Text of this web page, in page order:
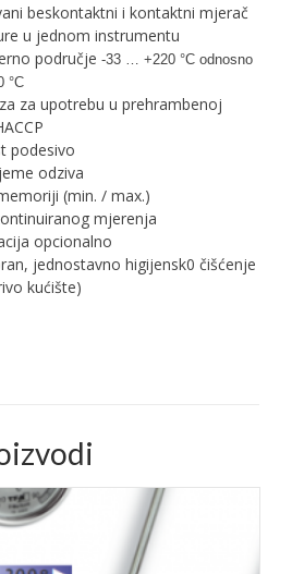
beskontaktni i kontaktni mjerač
u jednom instrumentu
područje -33 … +220 °C odnosno
°C
za upotrebu u prehrambenoj
podesivo
odziva
(min. / max.)
mjerenja
opcionalno
jednostavno higijensk0 čišćenje
kućište)